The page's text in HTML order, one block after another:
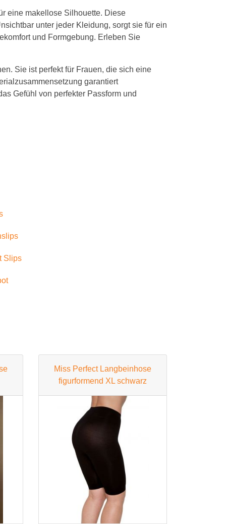
eine makellose Silhouette. Diese
unter jeder Kleidung, sorgt sie für ein
und Formgebung. Erleben Sie
Sie ist perfekt für Frauen, die sich eine
garantiert
Gefühl von perfekter Passform und
Slips
Miss Perfect Langbeinhose
figurformend XL schwarz